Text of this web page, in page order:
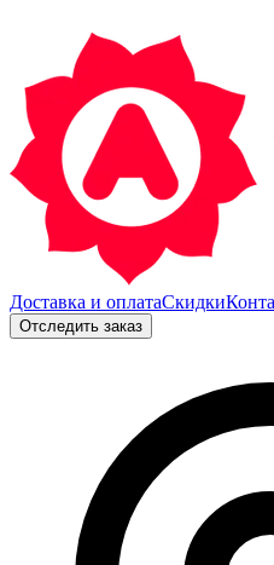
Доставка и оплатаСкидки
Отследить заказ